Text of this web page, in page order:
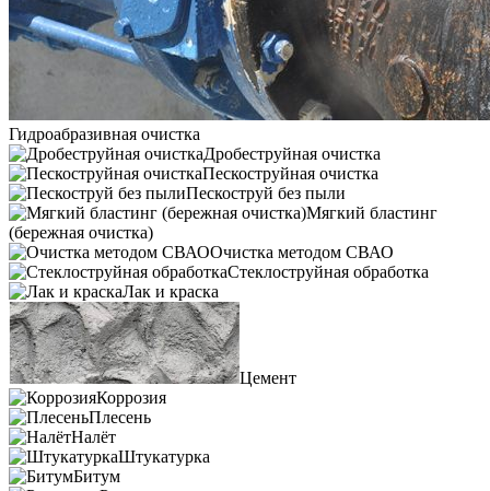
Гидроабразивная очистка
Дробеструйная очистка
Пескоструйная очистка
Пескоструй без пыли
Мягкий бластинг
(бережная очистка)
Очистка методом СВАО
Стеклоструйная обработка
Лак и краска
Цемент
Коррозия
Плесень
Налёт
Штукатурка
Битум